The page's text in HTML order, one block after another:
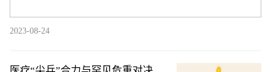
2023-08-24